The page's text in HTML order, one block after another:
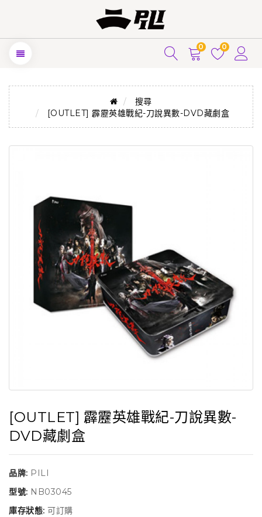
0 0
搜尋
[OUTLET] 霹靂英雄戰紀-刀說異數-DVD藏劇盒
[OUTLET] 霹靂英雄戰紀-刀說異數-
DVD藏劇盒
品牌: PILI
型號: NB03045
庫存狀態: 可訂購